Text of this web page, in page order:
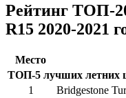
Рейтинг ТОП-
R15 2020-2021
Место
ТОП-5 лучших летних
1
Bridgestone